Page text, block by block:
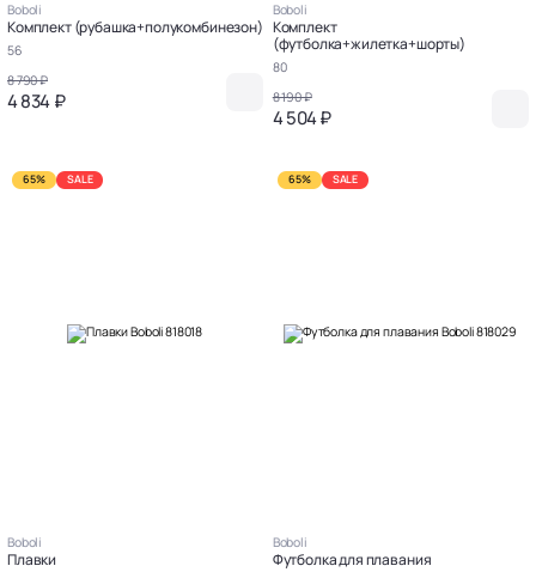
Boboli
Комплект (рубашка+полукомбинезон)
56
8 790 ₽
4 834 ₽
Boboli
Комплект
(футболка+жилетка+шорты)
80
8 190 ₽
4 504 ₽
65% SALE
Boboli
Плавки
65% SALE
Boboli
Футболка для плавания